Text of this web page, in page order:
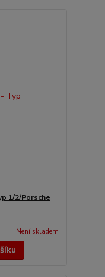
1/2/Porsche
Není skladem